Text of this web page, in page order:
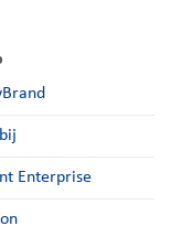
Enterprise